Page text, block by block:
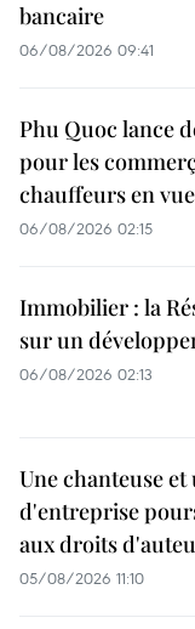
bancaire
06/08/2026 09:41
Phu Quoc lance
pour les
chauffeurs en
06/08/2026 02:15
Immobilier : la
sur un
06/08/2026 02:13
Une chanteuse
d'entreprise
aux droits
05/08/2026 11:10